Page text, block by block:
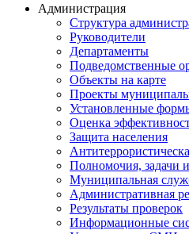
Администрация
Структура
Руководители
Департаменты
Подведомственные
Объекты на карте
Проекты
Установленные
Оценка
Защита населения
Полномочия, задачи
Муниципальная
Административная
Результаты проверок
Информационные